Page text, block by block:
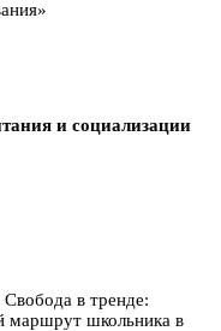
и социализации
в тренде:
маршрут школьника в